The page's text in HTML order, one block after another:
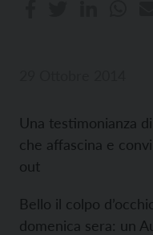
Una testimonianza
che affascina e
out
Bello il colpo
domenica sera: un